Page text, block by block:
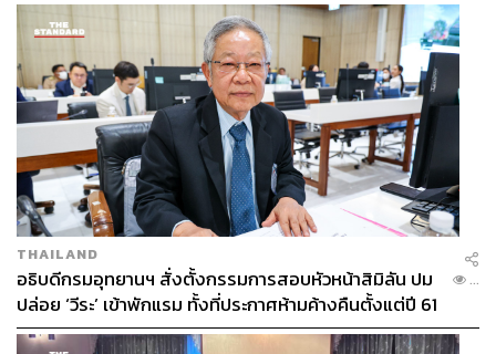
THAILAND
อธิบดีกรมอุทยานฯ สั่งตั้งกรรมการสอบหัวหน้าสิมิลัน ปม
ปล่อย ‘วีระ’ เข้าพักแรม ทั้งที่ประกาศห้ามค้างคืนตั้งแต่ปี 61
...